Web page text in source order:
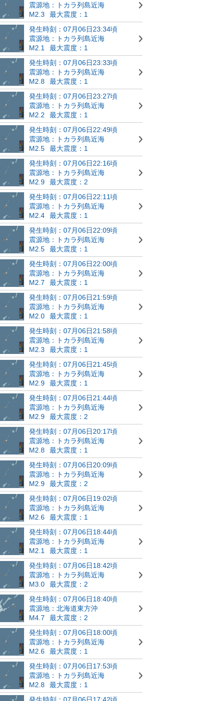
震源地：トカラ列島近海
M2.3
最大震度：1
発生時刻：07月06日23:34頃
震源地：トカラ列島近海
M2.1
最大震度：1
発生時刻：07月06日23:33頃
震源地：トカラ列島近海
M2.8
最大震度：1
発生時刻：07月06日23:27頃
震源地：トカラ列島近海
M2.2
最大震度：1
発生時刻：07月06日22:49頃
震源地：トカラ列島近海
M2.5
最大震度：1
発生時刻：07月06日22:16頃
震源地：トカラ列島近海
M2.9
最大震度：2
発生時刻：07月06日22:11頃
震源地：トカラ列島近海
M2.4
最大震度：1
発生時刻：07月06日22:09頃
震源地：トカラ列島近海
M2.5
最大震度：1
発生時刻：07月06日22:00頃
震源地：トカラ列島近海
M2.7
最大震度：1
発生時刻：07月06日21:59頃
震源地：トカラ列島近海
M2.0
最大震度：1
発生時刻：07月06日21:58頃
震源地：トカラ列島近海
M2.3
最大震度：1
発生時刻：07月06日21:45頃
震源地：トカラ列島近海
M2.9
最大震度：1
発生時刻：07月06日21:44頃
震源地：トカラ列島近海
M2.9
最大震度：2
発生時刻：07月06日20:17頃
震源地：トカラ列島近海
M2.8
最大震度：1
発生時刻：07月06日20:09頃
震源地：トカラ列島近海
M2.9
最大震度：2
発生時刻：07月06日19:02頃
震源地：トカラ列島近海
M2.6
最大震度：1
発生時刻：07月06日18:44頃
震源地：トカラ列島近海
M2.1
最大震度：1
発生時刻：07月06日18:42頃
震源地：トカラ列島近海
M3.0
最大震度：2
発生時刻：07月06日18:40頃
震源地：北海道東方沖
M4.7
最大震度：2
発生時刻：07月06日18:00頃
震源地：トカラ列島近海
M2.6
最大震度：1
発生時刻：07月06日17:53頃
震源地：トカラ列島近海
M2.8
最大震度：1
発生時刻：07月06日17:42頃